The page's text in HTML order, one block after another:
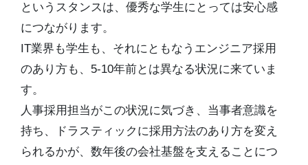
というスタンスは、優秀な学生にとっては安心感
につながります。
IT業界も学生も、それにともなうエンジニア採用
のあり方も、5-10年前とは異なる状況に来ていま
す。
人事採用担当がこの状況に気づき、当事者意識を
持ち、ドラスティックに採用方法のあり方を変え
られるかが、数年後の会社基盤を支えることにつ